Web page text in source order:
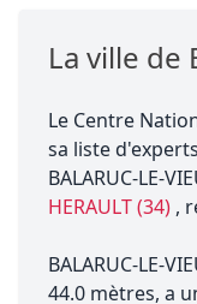
La ville de
Le Centre
sa liste
BALARUC-LE-
HERAULT (34) ,
BALARUC-LE-
44.0 mètres, a